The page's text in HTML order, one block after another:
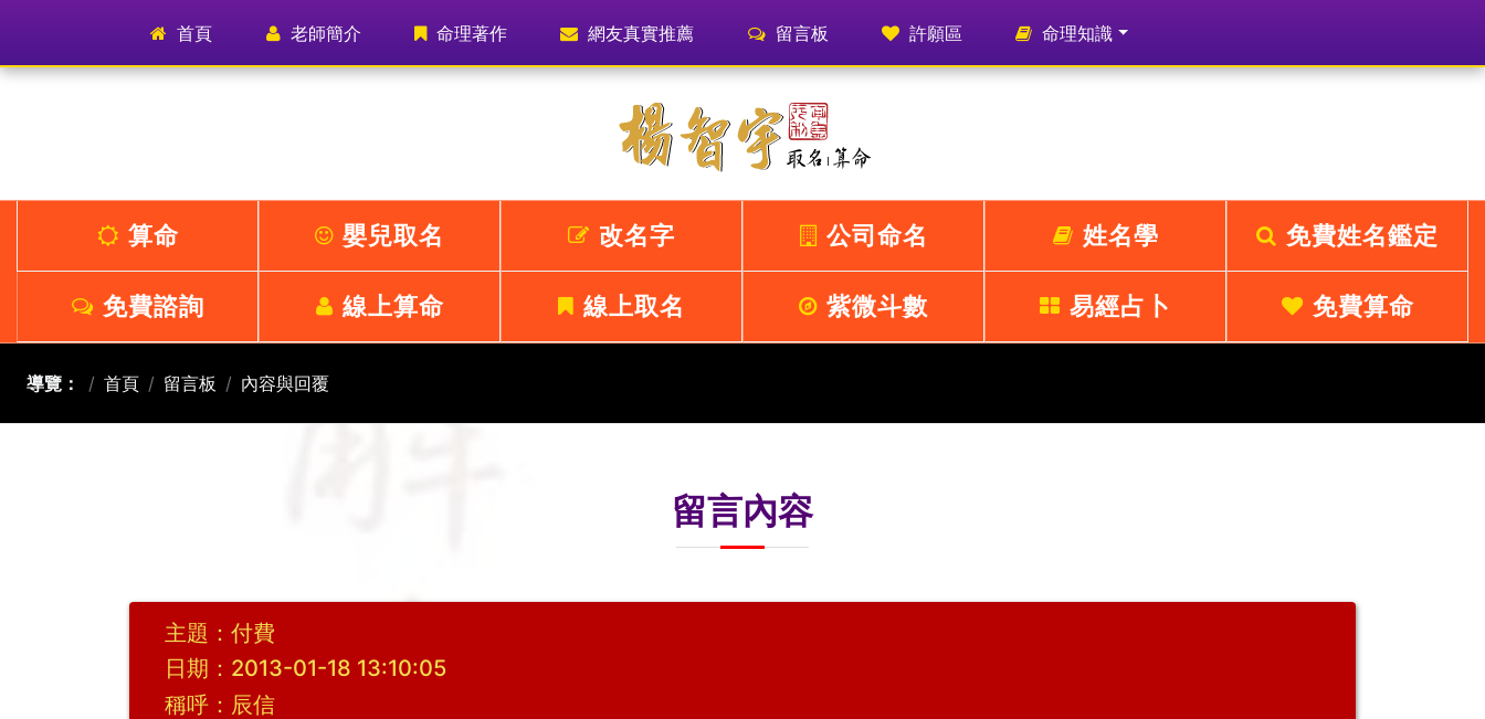
首頁 (current) 老師簡介 命理著作 網友真實推薦 留言板 許願區 命理知識
算命 嬰兒取名 改名字 公司命名 姓名學 免費姓名鑑定
免費諮詢 線上算命 線上取名 紫微斗數 易經占卜 免費算命
導覽： 首頁 留言板 內容與回覆
留言內容
主題：付費
日期：2013-01-18 13:10:05
稱呼：辰信